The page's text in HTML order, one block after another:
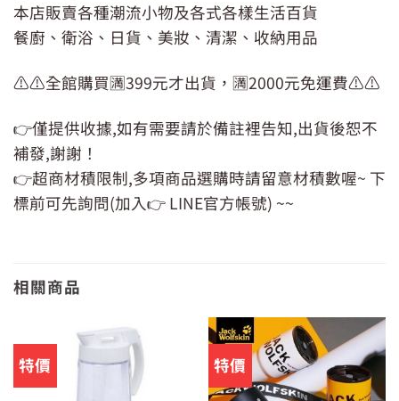
本店販賣各種潮流小物及各式各樣生活百貨
餐廚、衛浴、日貨、美妝、清潔、收納用品
⚠️⚠️全館購買🈵399元才出貨，🈵2000元免運費⚠️⚠️
👉僅提供收據,如有需要請於備註裡告知,出貨後恕不
補發,謝謝！
👉超商材積限制,多項商品選購時請留意材積數喔~ 下
標前可先詢問(加入👉 LINE官方帳號) ~~
相關商品
特價 特價